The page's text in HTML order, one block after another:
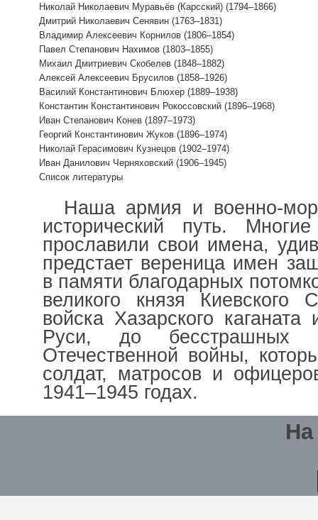
Николай Николаевич Муравьёв (Карсский) (1794–1866)
Дмитрий Николаевич Сенявин (1763–1831)
Владимир Алексеевич Корнилов (1806–1854)
Павел Степанович Нахимов (1803–1855)
Михаил Дмитриевич Скобелев (1848–1882)
Алексей Алексеевич Брусилов (1858–1926)
Василий Константинович Блюхер (1889–1938)
Константин Константинович Рокоссовский (1896–1968)
Иван Степанович Конев (1897–1973)
Георгий Константинович Жуков (1896–1974)
Николай Герасимович Кузнецов (1902–1974)
Иван Данилович Черняховский (1906–1945)
Список литературы
Наша армия и военно-
исторический путь.
прославили свои имена,
предстает вереница имен
в памяти благодарных
великого князя Киевского
войска Хазарского
Руси, до бесстрашных
Отечественной войны,
солдат, матросов и
1941–1945 годах.
На